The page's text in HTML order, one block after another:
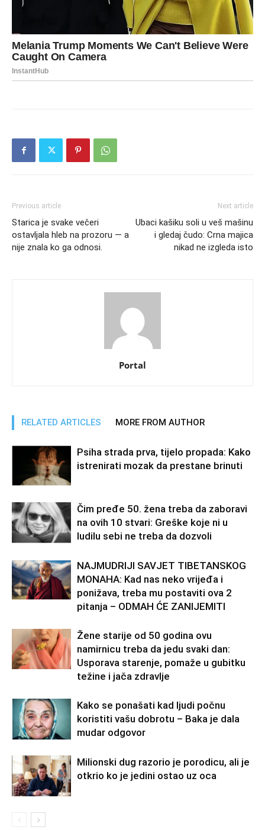
Previous article
Starica je svake večeri
ostavljala hleb na prozoru — a
nije znala ko ga odnosi.
Next article
Ubaci kašiku soli u veš mašinu
i gledaj čudo: Crna majica
nikad ne izgleda isto
Portal
RELATED ARTICLES MORE FROM AUTHOR
Psiha strada prva, tijelo propada: Kako
istrenirati mozak da prestane brinuti
Čim pređe 50. žena treba da zaboravi
na ovih 10 stvari: Greške koje ni u
ludilu sebi ne treba da dozvoli
NAJMUDRIJI SAVJET TIBETANSKOG
MONAHA: Kad nas neko vrijeđa i
ponižava, treba mu postaviti ova 2
pitanja – ODMAH ĆE ZANIJEMITI
Žene starije od 50 godina ovu
namirnicu treba da jedu svaki dan:
Usporava starenje, pomaže u gubitku
težine i jača zdravlje
Kako se ponašati kad ljudi počnu
koristiti vašu dobrotu – Baka je dala
mudar odgovor
Milionski dug razorio je porodicu, ali je
otkrio ko je jedini ostao uz oca